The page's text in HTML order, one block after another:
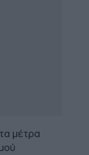
μέτρα